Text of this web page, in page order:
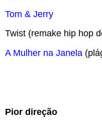
Tom & Jerry
Twist (remake hip hop
A Mulher na Janela
Pior direção